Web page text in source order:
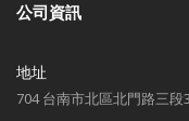
公司資訊
地址
704 台南市北區北門路三段